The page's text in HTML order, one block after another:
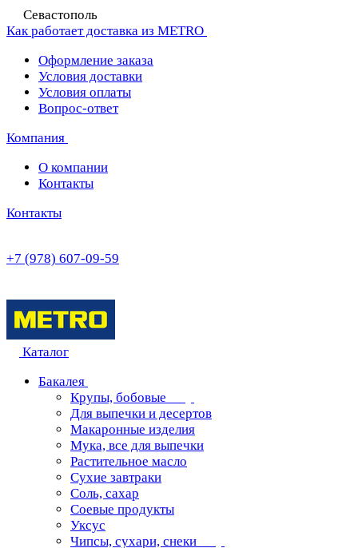
Севастополь
Как работает доставка из METRO
Оформление заказа
Условия доставки
Условия оплаты
Вопрос-ответ
Компания
О компании
Контакты
Контакты
+7 (978) 607-09-59
Каталог
Бакалея
Крупы, бобовые
Для выпечки и десертов
Макаронные изделия
Мука, все для выпечки
Растительное масло
Сухие завтраки
Соль, сахар
Соевые продукты
Уксус
Чипсы, сухари, снеки